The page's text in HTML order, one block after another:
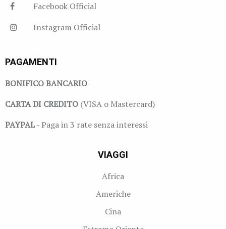
Facebook Official
Instagram Official
PAGAMENTI
BONIFICO BANCARIO
CARTA DI CREDITO (VISA o Mastercard)
PAYPAL- Paga in 3 rate senza interessi
VIAGGI
Africa
Americhe
Cina